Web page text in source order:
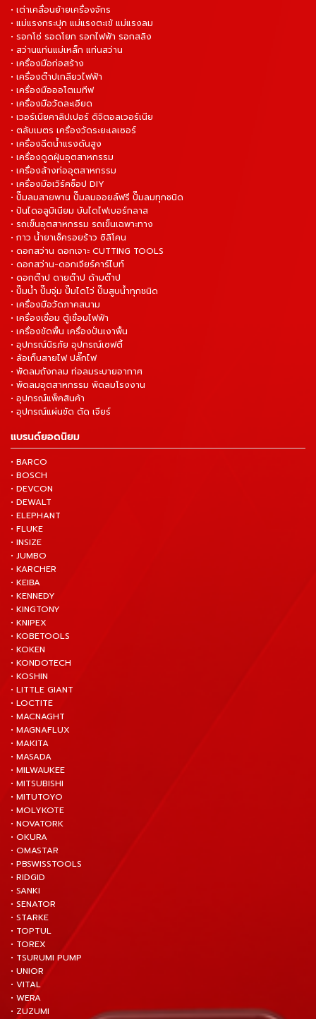
• เต่าเคลื่อนย้ายเครื่องจักร
• แม่แรงกระปุก แม่แรงตะเข้ แม่แรงลม
• รอกโซ่ รอดโยก รอกไฟฟ้า รอกสลิง
• สว่านแท่นแม่เหล็ก แท่นสว่าน
• เครื่องมือก่อสร้าง
• เครื่องต๊าปเกลียวไฟฟ้า
• เครื่องมือออโตเมทีฟ
• เครื่องมือวัดละเอียด
• เวอร์เนียคาลิปเปอร์ ดิจิตอลเวอร์เนีย
• ตลับเมตร เครื่องวัดระยะเลเซอร์
• เครื่องฉีดน้ำแรงดันสูง
• เครื่องดูดฝุ่นอุตสาหกรรม
• เครื่องล้างท่ออุตสาหกรรม
• เครื่องมือเวิร์คช็อป DIY
• ปั๊มลมสายพาน ปั๊มลมออยล์ฟรี ปั๊มลมทุกชนิด
• ปันไดอลูมิเนียม บันไดไฟเบอร์กลาส
• รถเข็นอุตสาหกรรม รถเข็นเฉพาะทาง
• กาว น้ำยาเช็ครอยร้าว ซิลิโคน
• ดอกสว่าน ดอกเจาะ CUTTING TOOLS
• ดอกสว่าน-ดอกเจียร์คาร์ไบท์
• ดอกต๊าป ดายต๊าป ด้ามต๊าป
• ปั๊มน้ำ ปั๊มจุ่ม ปั๊มไดโว่ ปั๊มสูบน้ำทุกชนิด
• เครื่องมือวัดภาคสนาม
• เครื่องเชื่อม ตู้เชื่อมไฟฟ้า
• เครื่องขัดพื้น เครื่องปั่นเงาพื้น
• อุปกรณ์นิรภัย อุปกรณ์เซฟตี้
• ล้อเก็บสายไฟ ปลั๊กไฟ
• พัดลมถังกลม ท่อลมระบายอากาศ
• พัดลมอุตสาหกรรม พัดลมโรงงาน
• อุปกรณ์แพ็คสินค้า
• อุปกรณ์แผ่นขัด ตัด เจียร์
แบรนด์ยอดนิยม
• BARCO
• BOSCH
• DEVCON
• DEWALT
• ELEPHANT
• FLUKE
• INSIZE
• JUMBO
• KARCHER
• KEIBA
• KENNEDY
• KINGTONY
• KNIPEX
• KOBETOOLS
• KOKEN
• KONDOTECH
• KOSHIN
• LITTLE GIANT
• LOCTITE
• MACNAGHT
• MAGNAFLUX
• MAKITA
• MASADA
• MILWAUKEE
• MITSUBISHI
• MITUTOYO
• MOLYKOTE
• NOVATORK
• OKURA
• OMASTAR
• PBSWISSTOOLS
• RIDGID
• SANKI
• SENATOR
• STARKE
• TOPTUL
• TOREX
• TSURUMI PUMP
• UNIOR
• VITAL
• WERA
• ZUZUMI